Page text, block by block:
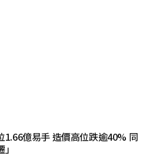
1.66億易手 造價高位跌逾40% 同